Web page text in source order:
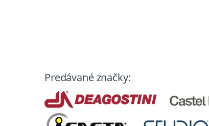
Predávané značky: